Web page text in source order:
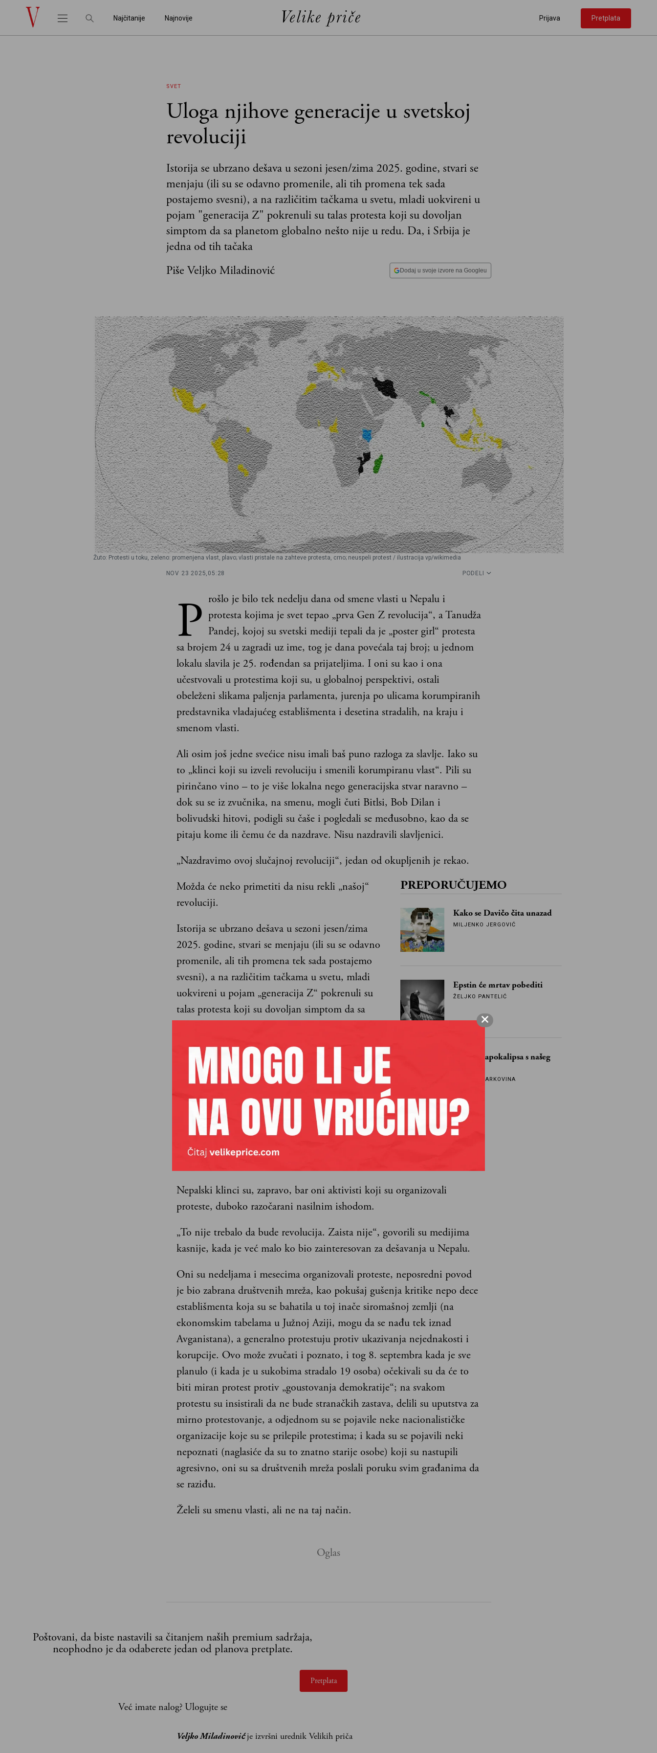
Najčitanije Najnovije Prijava Pretplata
SVET
Uloga njihove generacije u svetskoj
revoluciji
Istorija se ubrzano dešava u sezoni jesen/zima 2025. godine, stvari se
menjaju (ili su se odavno promenile, ali tih promena tek sada
postajemo svesni), a na različitim tačkama u svetu, mladi uokvireni u
pojam "generacija Z" pokrenuli su talas protesta koji su dovoljan
simptom da sa planetom globalno nešto nije u redu. Da, i Srbija je
jedna od tih tačaka
Piše Veljko Miladinović
Dodaj u svoje izvore na Googleu
Žuto: Protesti u toku, zeleno: promenjena vlast, plavo; vlasti pristale na zahteve protesta, crno; neuspeli protest / ilustracija vp/wikimedia
NOV 23 2025, 05:28 PODELI
P rošlo je bilo tek nedelju dana od smene vlasti u Nepalu i
protesta kojima je svet tepao „prva Gen Z revolucija“, a Tanudža
Pandej, kojoj su svetski mediji tepali da je „poster girl“ protesta
sa brojem 24 u zagradi uz ime, tog je dana povećala taj broj; u jednom
lokalu slavila je 25. rođendan sa prijateljima. I oni su kao i ona
učestvovali u protestima koji su, u globalnoj perspektivi, ostali
obeleženi slikama paljenja parlamenta, jurenja po ulicama korumpiranih
predstavnika vladajućeg establišmenta i desetina stradalih, na kraju i
smenom vlasti.
Ali osim još jedne svećice nisu imali baš puno razloga za slavlje. Iako su
to „klinci koji su izveli revoluciju i smenili korumpiranu vlast“. Pili su
pirinčano vino – to je više lokalna nego generacijska stvar naravno –
dok su se iz zvučnika, na smenu, mogli čuti Bitlsi, Bob Dilan i
bolivudski hitovi, podigli su čaše i pogledali se međusobno, kao da se
pitaju kome ili čemu će da nazdrave. Nisu nazdravili slavljenici.
„Nazdravimo ovoj slučajnoj revoluciji“, jedan od okupljenih je rekao.
PREPORUČUJEMO
Kako se Davičo čita unazad
MILJENKO JERGOVIĆ
Epstin će mrtav pobediti
ŽELJKO PANTELIĆ
Vjesnik, apokalipsa s našeg
DRAGAN MARKOVINA
Možda će neko primetiti da nisu rekli „našoj“
revoluciji.
Istorija se ubrzano dešava u sezoni jesen/zima
2025. godine, stvari se menjaju (ili su se odavno
promenile, ali tih promena tek sada postajemo
svesni), a na različitim tačkama u svetu, mladi
uokvireni u pojam „generacija Z“ pokrenuli su
talas protesta koji su dovoljan simptom da sa
Nepalska „revolucija“ je brzo prošla kroz globalne
medije, nije se tu mnogo detaljno ulazilo u
prirodu mladalačkog bunta, a u našoj lokalnoj
sferi, na relaciji kafanske analize – društvene
mreže, provlačio se taj momenat da su „ovi naši mekani“, što opstaje u
korelaciji sa onim „a kako smo mi devedesetih“. Što je odraz dubokog
Nepalski klinci su, zapravo, bar oni aktivisti koji su organizovali
proteste, duboko razočarani nasilnim ishodom.
„To nije trebalo da bude revolucija. Zaista nije“, govorili su medijima
kasnije, kada je već malo ko bio zainteresovan za dešavanja u Nepalu.
Oni su nedeljama i mesecima organizovali proteste, neposredni povod
je bio zabrana društvenih mreža, kao pokušaj gušenja kritike nepo dece
establišmenta koja su se bahatila u toj inače siromašnoj zemlji (na
ekonomskim tabelama u Južnoj Aziji, mogu da se nađu tek iznad
Avganistana), a generalno protestuju protiv ukazivanja nejednakosti i
korupcije. Ovo može zvučati i poznato, i tog 8. septembra kada je sve
planulo (i kada je u sukobima stradalo 19 osoba) očekivali su da će to
biti miran protest protiv „goustovanja demokratije“; na svakom
protestu su insistirali da ne bude stranačkih zastava, delili su uputstva za
mirno protestovanje, a odjednom su se pojavile neke nacionalističke
organizacije koje su se prilepile protestima; i kada su se pojavili neki
nepoznati (naglasiće da su to znatno starije osobe) koji su nastupili
agresivno, oni su sa društvenih mreža poslali poruku svim građanima da
se raziđu.
Želeli su smenu vlasti, ali ne na taj način.
Poštovani, da biste nastavili sa čitanjem naših premium sadržaja,
neophodno je da odaberete jedan od planova pretplate.
Pretplata
Već imate nalog? Ulogujte se
Veljko Miladinovićje izvršni urednik Velikih priča